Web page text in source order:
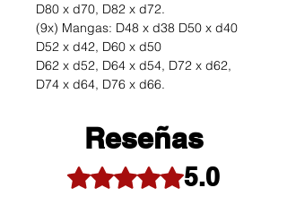
D80 x d70, D82 x d72.
(9x) Mangas: D48 x d38 D50 x d40
D52 x d42, D60 x d50
D62 x d52, D64 x d54, D72 x d62,
D74 x d64, D76 x d66.
Reseñas
Obtuvo 5 de 5 estrellas.
5.0